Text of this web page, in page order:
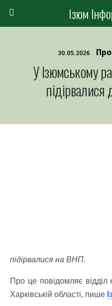
Ізюм
30.05.2026
У Ізюмському
підірвалися
підірвалися на ВНП.
Про це повідомляє відділ
Харківській області, пише